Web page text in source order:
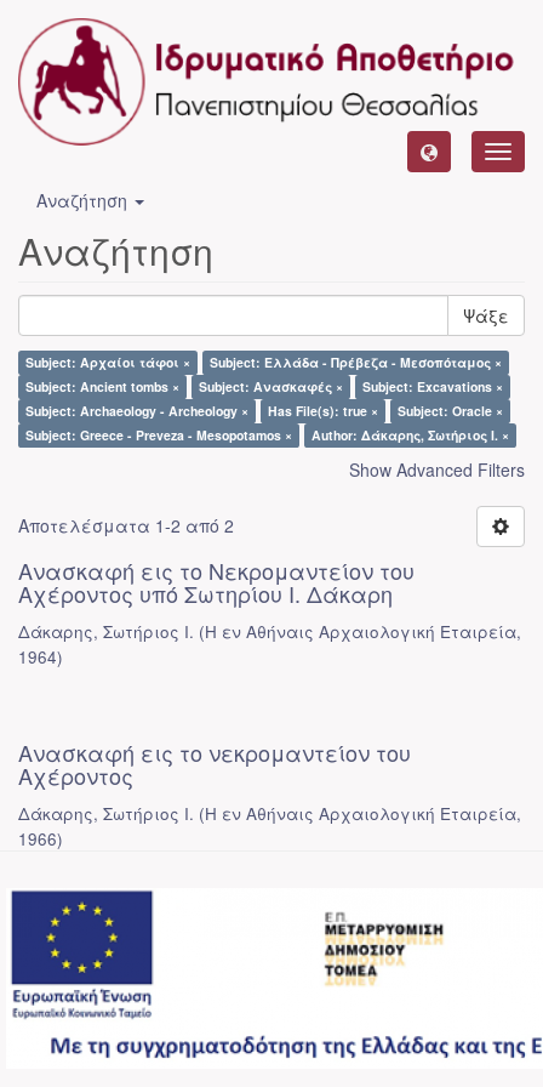
Αναζήτηση
Αναζήτηση
Ψάξε
Subject: Αρχαίοι τάφοι ×
Subject: Ελλάδα - Πρέβεζα - Μεσοπόταμος ×
Subject: Ancient tombs ×
Subject: Ανασκαφές ×
Subject: Excavations ×
Subject: Archaeology - Archeology ×
Has File(s): true ×
Subject: Oracle ×
Subject: Greece - Preveza - Mesopotamos ×
Author: Δάκαρης, Σωτήριος Ι. ×
Show Advanced Filters
Αποτελέσματα 1-2 από 2
Ανασκαφή εις το Νεκρομαντείον του
Αχέροντος υπό Σωτηρίου Ι. Δάκαρη
Δάκαρης, Σωτήριος Ι. (Η εν Αθήναις Αρχαιολογική Εταιρεία,
1964)
Ανασκαφή εις το νεκρομαντείον του
Αχέροντος
Δάκαρης, Σωτήριος Ι. (Η εν Αθήναις Αρχαιολογική Εταιρεία,
1966)